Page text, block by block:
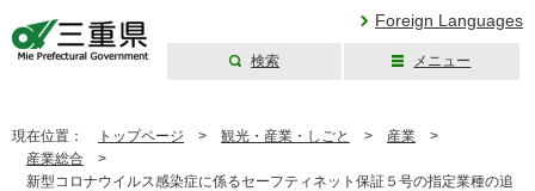
Foreign Languages
検索 メニュー
現在位置： トップページ > 観光・産業・しごと > 産業 >
産業総合 >
新型コロナウイルス感染症に係るセーフティネット保証５号の指定業種の追